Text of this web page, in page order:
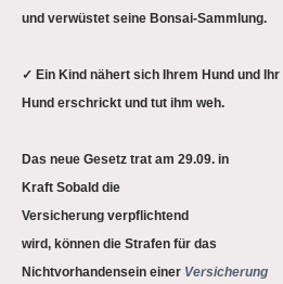
und verwüstet seine Bonsai-Sammlung.
✓ Ein Kind nähert sich Ihrem Hund und Ihr
Hund erschrickt und tut ihm weh.
Das neue Gesetz trat am 29.09. in
Kraft Sobald die
Versicherung verpflichtend
wird, können die Strafen für das
Nichtvorhandensein einer Versicherung